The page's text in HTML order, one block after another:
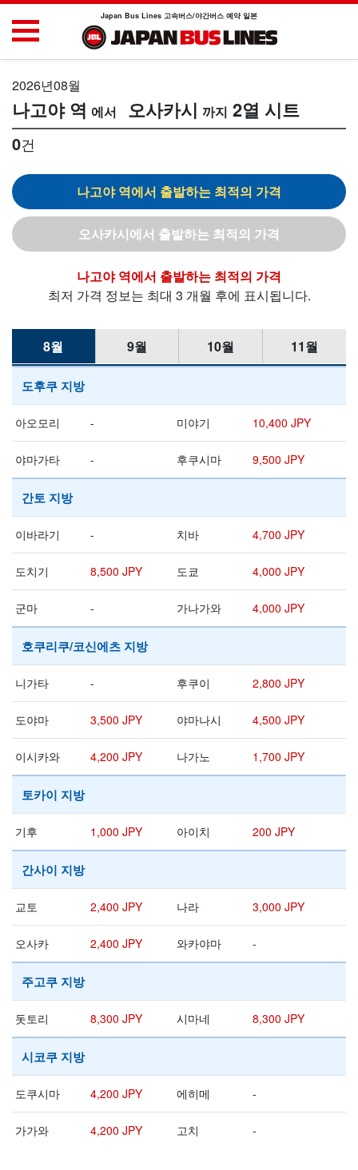
Japan Bus Lines 고속버스/야간버스 예약 일본
2026년08월
나고야 역 오사카시 2열 시트
0건
나고야 역
오사카시
나고야 역
최저 가격 정보는 최대 3 개월 후에 표시됩니다.
8월 9월 10월 11월
도후쿠 지방
아오모리 - 미야기 10,400 JPY
야마가타 - 후쿠시마 9,500 JPY
간토 지방
이바라기 - 치바 4,700 JPY
도치기 8,500 JPY 도쿄 4,000 JPY
군마 - 가나가와 4,000 JPY
호쿠리쿠/코신에츠 지방
니가타 - 후쿠이 2,800 JPY
도야마 3,500 JPY 야마나시 4,500 JPY
이시카와 4,200 JPY 나가노 1,700 JPY
토카이 지방
기후 1,000 JPY 아이치 200 JPY
간사이 지방
교토 2,400 JPY 나라 3,000 JPY
오사카 2,400 JPY 와카야마 -
주고쿠 지방
돗토리 8,300 JPY 시마네 8,300 JPY
시코쿠 지방
도쿠시마 4,200 JPY 에히메 -
가가와 4,200 JPY 고치 -